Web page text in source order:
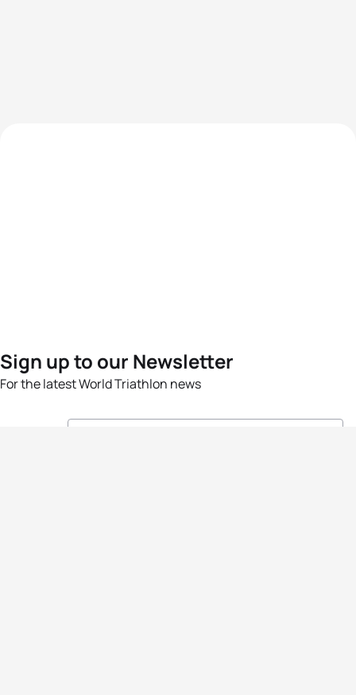
Sign up to our Newsletter
For the latest World Triathlon news